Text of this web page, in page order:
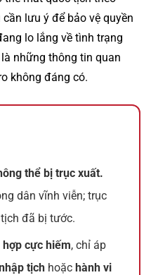
lưu ý để bảo vệ quyền
lo lắng về tình trạng
những thông tin quan
không đáng có.
thể bị trục xuất.
dân vĩnh viễn; trục
đã bị tước.
cực hiếm, chỉ áp
tịch hoặchành vi